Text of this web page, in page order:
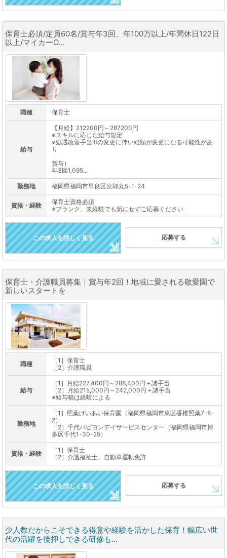
保育士必須/定員60名/賞与年3回、年100万以上/年間休日122日
以上/マイカーO...
職種 保育士
給与
【月給】212200円～287200円
※スキルに応じた給与規定
※処遇改善手当Ⅲの変更に伴い総額が変更になる可能性があ
り
賞与）
年3回1,095...
勤務地 福岡県福岡市早良区次郎丸5-1-24
資格・経験
保育士資格必須
※ブランク、未経験でも気にせずご応募ください
この求人を詳しく見る 応募する
保育士・介護職員募集｜賞与年2回！地域に愛される敬愛園で
新しいスタートを
職種
［1］保育士
［2］介護職員
給与
［1］月給227,400円～288,400円＋諸手当
［2］月給215,000円～242,000円＋諸手当
※給与幅は経験による
勤務地
［1］照葉けいあい保育園（福岡県福岡市東区香椎照葉7-8-
2）
［2］千代パピヨンデイサービスセンター（福岡県福岡市博
多区千代1-30-25）
資格・経験
［1］保育士
［2］介護福祉士、自動車運転免許
この求人を詳しく見る 応募する
少人数だからこそできる得意や経験を活かした保育！幅広い世
代の活躍を後押しできる研修も...